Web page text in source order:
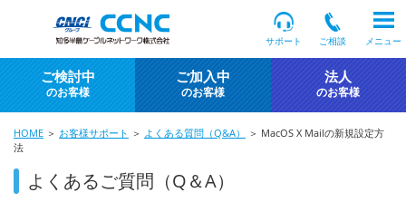
サポート ご相談 メニュー
ご検討中
のお客様
ご加入中
のお客様
法人
のお客様
HOME ＞ お客様サポート ＞ よくある質問（Q&A）
＞ MacOS X Mailの新規設定方
法
よくあるご質問（Q＆A）